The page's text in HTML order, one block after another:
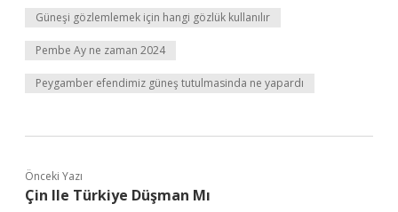
Güneşi gözlemlemek için hangi gözlük kullanılır
Pembe Ay ne zaman 2024
Peygamber efendimiz güneş tutulmasinda ne yapardı
Önceki Yazı
Çin Ile Türkiye Düşman Mı